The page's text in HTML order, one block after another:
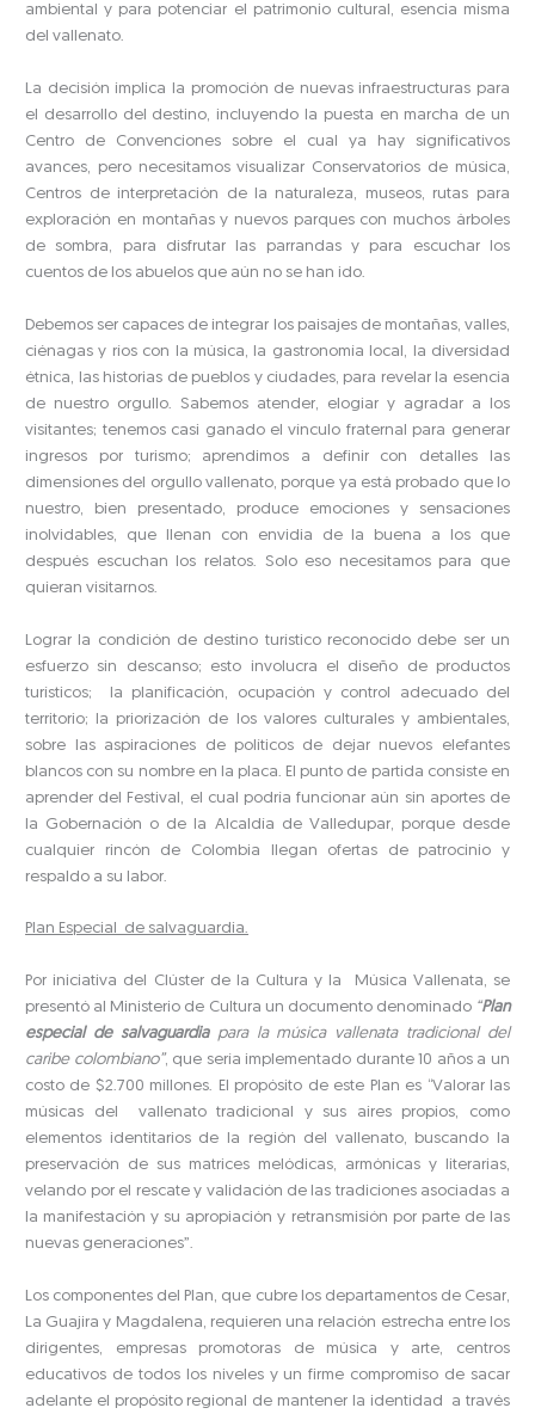
ambiental y para potenciar el patrimonio cultural, esencia misma
del vallenato.
La decisión implica la promoción de nuevas infraestructuras para
el desarrollo del destino, incluyendo la puesta en marcha de un
Centro de Convenciones sobre el cual ya hay significativos
avances, pero necesitamos visualizar Conservatorios de música,
Centros de interpretación de la naturaleza, museos, rutas para
exploración en montañas y nuevos parques con muchos árboles
de sombra, para disfrutar las parrandas y para escuchar los
cuentos de los abuelos que aún no se han ido.
Debemos ser capaces de integrar los paisajes de montañas, valles,
ciénagas y ríos con la música, la gastronomía local, la diversidad
étnica, las historias de pueblos y ciudades, para revelar la esencia
de nuestro orgullo. Sabemos atender, elogiar y agradar a los
visitantes; tenemos casi ganado el vínculo fraternal para generar
ingresos por turismo; aprendimos a definir con detalles las
dimensiones del orgullo vallenato, porque ya está probado que lo
nuestro, bien presentado, produce emociones y sensaciones
inolvidables, que llenan con envidia de la buena a los que
después escuchan los relatos. Solo eso necesitamos para que
quieran visitarnos.
Lograr la condición de destino turístico reconocido debe ser un
esfuerzo sin descanso; esto involucra el diseño de productos
turísticos; la planificación, ocupación y control adecuado del
territorio; la priorización de los valores culturales y ambientales,
sobre las aspiraciones de políticos de dejar nuevos elefantes
blancos con su nombre en la placa. El punto de partida consiste en
aprender del Festival, el cual podría funcionar aún sin aportes de
la Gobernación o de la Alcaldía de Valledupar, porque desde
cualquier rincón de Colombia llegan ofertas de patrocinio y
respaldo a su labor.
Plan Especial de salvaguardia.
Por iniciativa del Clúster de la Cultura y la Música Vallenata, se
presentó al Ministerio de Cultura un documento denominado “Plan
especial de salvaguardia para la música vallenata tradicional del
caribe colombiano”, que sería implementado durante 10 años a un
costo de $2.700 millones. El propósito de este Plan es “Valorar las
músicas del vallenato tradicional y sus aires propios, como
elementos identitarios de la región del vallenato, buscando la
preservación de sus matrices melódicas, armónicas y literarias,
velando por el rescate y validación de las tradiciones asociadas a
la manifestación y su apropiación y retransmisión por parte de las
nuevas generaciones”.
Los componentes del Plan, que cubre los departamentos de Cesar,
La Guajira y Magdalena, requieren una relación estrecha entre los
dirigentes, empresas promotoras de música y arte, centros
educativos de todos los niveles y un firme compromiso de sacar
adelante el propósito regional de mantener la identidad a través